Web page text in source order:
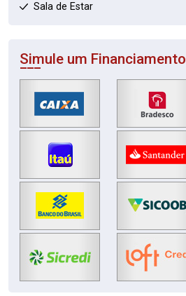
Sala de Estar
Simule um Financiamento